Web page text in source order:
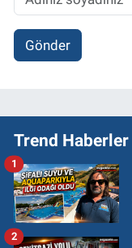
Gönder
Trend Haberler
1
2